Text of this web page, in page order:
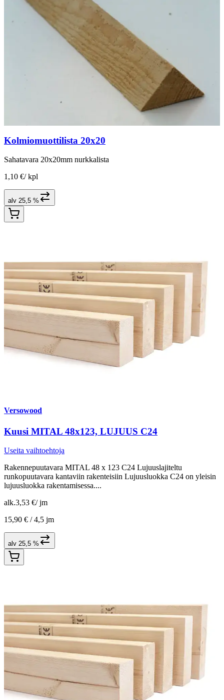
Kolmiomuottilista 20x20
Sahatavara 20x20mm nurkkalista
1,10 €/ kpl
alv 25,5 %
Versowood
Kuusi MITAL 48x123, LUJUUS C24
Useita vaihtoehtoja
Rakennepuutavara MITAL 48 x 123 C24 Lujuuslajiteltu
runkopuutavara kantaviin rakenteisiin Lujuusluokka C24 on yleisin
lujuusluokka rakentamisessa....
alk.3,53 €/ jm
15,90 € /4,5 jm
alv 25,5 %